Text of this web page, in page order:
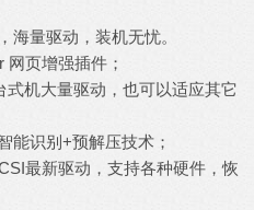
海量驱动，装机无忧。
网页增强插件；
式机大量驱动，也可以适应其它
能识别+预解压技术；
最新驱动，支持各种硬件，恢